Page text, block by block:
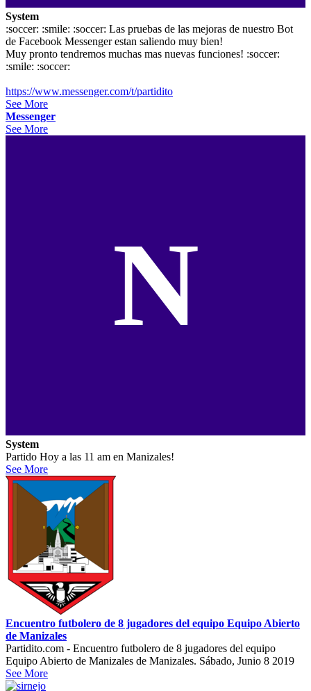
System
:soccer: :smile: :soccer: Las pruebas de las mejoras de nuestro Bot
de Facebook Messenger estan saliendo muy bien!
Muy pronto tendremos muchas mas nuevas funciones! :soccer:
:smile: :soccer:
https://www.messenger.com/t/partidito
See More
Messenger
See More
N
System
Partido Hoy a las 11 am en Manizales!
See More
Encuentro futbolero de 8 jugadores del equipo Equipo Abierto
de Manizales
Partidito.com - Encuentro futbolero de 8 jugadores del equipo
Equipo Abierto de Manizales de Manizales. Sábado, Junio 8 2019
See More